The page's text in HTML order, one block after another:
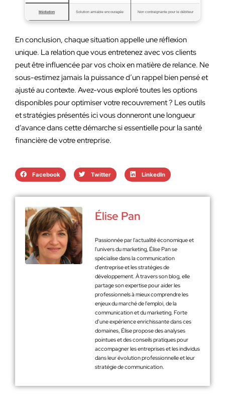
Médiation Solution amiable encouragée Non contraignante pour le débiteur
En conclusion, chaque situation appelle une réflexion
unique. La relation que vous entretenez avec vos clients
peut être influencée par vos choix en matière de relance. Ne
sous-estimez jamais la puissance d’un rappel bien pensé et
ajusté au contexte. Avez-vous exploré toutes les options
disponibles pour optimiser votre recouvrement ? Les outils
et stratégies présentés ici vous donneront une longueur
d’avance dans cette démarche si essentielle pour la santé
financière de votre entreprise.
Facebook Twitter LinkedIn
Élise Pan
Passionnée par l'actualité économique et
l'univers du marketing, Élise Pan se
spécialise dans la communication
d'entreprise et les stratégies de
développement. À travers son blog, elle
partage son expertise pour aider les
professionnels à mieux comprendre les
enjeux du marché de l'emploi, de la
communication et du marketing. Forte
d’une expérience enrichissante dans ces
domaines, Élise propose des analyses
pointues et des conseils pratiques pour
accompagner les entreprises et les individus
dans leur évolution professionnelle et leur
stratégie de communication.